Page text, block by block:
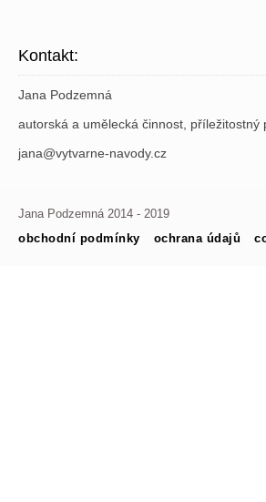
Kontakt:
Jana Podzemná
autorská a umělecká činnost, příležitostný
jana@vytvarne-navody.cz
Jana Podzemná 2014 - 2019
obchodní podmínky
ochrana údajů